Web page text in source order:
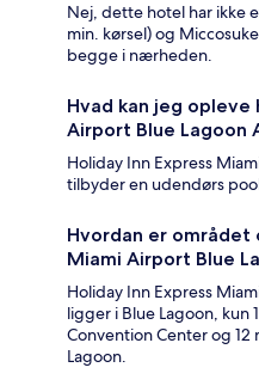
Nej, dette hotel har ikke
min. kørsel) og
begge i nærheden.
Hvad kan jeg opleve
Airport Blue Lagoon
Holiday Inn Express
tilbyder en udendørs
Hvordan er området
Miami Airport Blue
Holiday Inn Express
ligger i Blue Lagoon, kun
Convention Center og
Lagoon.